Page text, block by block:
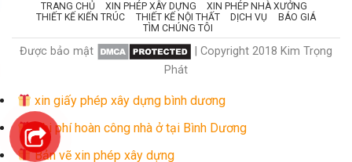
TRANG CHỦ XIN PHÉP XÂY DỰNG
XIN PHÉP NHÀ XƯỞNG
THIẾT KẾ KIẾN TRÚC
THIẾT KẾ NỘI THẤT DỊCH VỤ
BÁO GIÁ
TÌM CHÚNG TÔI
Được bảo mật
| Copyright 2018 Kim Trọng
Phát
xin giấy phép xây dựng bình dương
Chi phí hoàn công nhà ở tại Bình Dương
Bản vẽ xin phép xây dựng